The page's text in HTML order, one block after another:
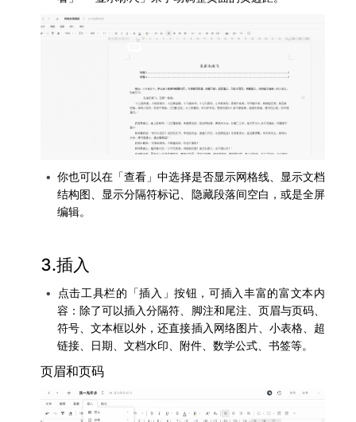
你也可以在「查看」中选择是否显示网格线、显示文档
结构图、显示分隔符标记、隐藏段落间空白，或是全屏
编辑。
3.插入
点击工具栏的「插入」按钮，可插入丰富的富文本内
容：除了可以插入分隔符、脚注和尾注、页眉与页码、
符号、文本框以外，还直接插入网络图片、小表格、超
链接、日期、文档水印、附件、数学公式、书签等。
页眉和页码